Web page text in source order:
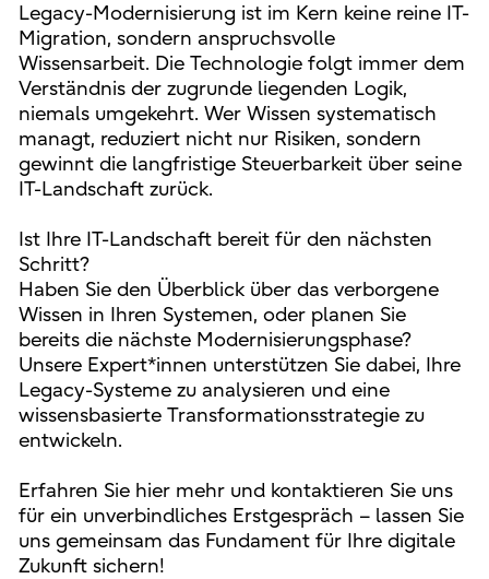
Legacy-Modernisierung ist im Kern keine reine IT-
Migration, sondern anspruchsvolle
Wissensarbeit. Die Technologie folgt immer dem
Verständnis der zugrunde liegenden Logik,
niemals umgekehrt. Wer Wissen systematisch
managt, reduziert nicht nur Risiken, sondern
gewinnt die langfristige Steuerbarkeit über seine
IT-Landschaft zurück.
Ist Ihre IT-Landschaft bereit für den nächsten
Schritt?
Haben Sie den Überblick über das verborgene
Wissen in Ihren Systemen, oder planen Sie
bereits die nächste Modernisierungsphase?
Unsere Expert*innen unterstützen Sie dabei, Ihre
Legacy-Systeme zu analysieren und eine
wissensbasierte Transformationsstrategie zu
entwickeln.
Erfahren Sie hier mehr und kontaktieren Sie uns
für ein unverbindliches Erstgespräch – lassen Sie
uns gemeinsam das Fundament für Ihre digitale
Zukunft sichern!